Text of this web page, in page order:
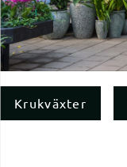
Krukväxter